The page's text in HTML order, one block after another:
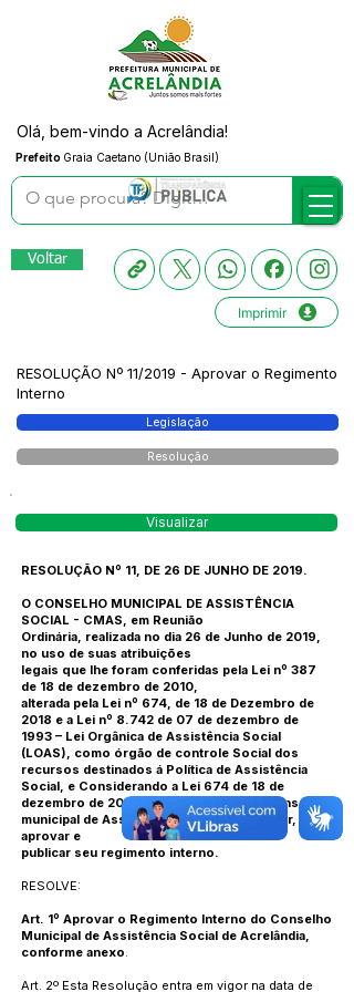
Prefeito Graia Caetano (União Brasil)
Olá, bem-vindo a Acrelândia!
Voltar
Imprimir
RESOLUÇÃO Nº 11/2019 - Aprovar o Regimento
Interno
Legislação
Resolução
Visualizar
RESOLUÇÃO Nº 11, DE 26 DE JUNHO DE 2019.
O CONSELHO MUNICIPAL DE ASSISTÊNCIA
SOCIAL - CMAS, em Reunião
Ordinária, realizada no dia 26 de Junho de 2019,
no uso de suas atribuições
legais que lhe foram conferidas pela Lei nº 387
de 18 de dezembro de 2010,
alterada pela Lei nº 674, de 18 de Dezembro de
2018 e a Lei nº 8.742 de 07 de dezembro de
1993 – Lei Orgânica de Assistência Social
(LOAS), como órgão de controle Social dos
recursos destinados á Política de Assistência
Social, e Considerando a Lei 674 de 18 de
dezembro de 2018 Art. 23 compete ao Conselho
municipal de Assistência Social, I – elaborar,
aprovar e
publicar seu regimento interno.
RESOLVE:
Art. 1º Aprovar o Regimento Interno do Conselho
Municipal de Assistência Social de Acrelândia,
conforme anexo.
Art. 2º Esta Resolução entra em vigor na data de